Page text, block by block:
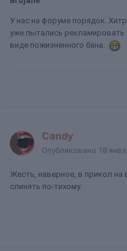
У нас на форуме порядок.
уже пытались рекламировать
виде пожизненного бана.
Candy
Опубликовано 18
Жесть, наверное, в прикол на
слинять по-тихому.